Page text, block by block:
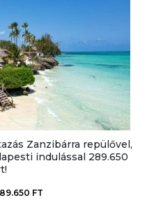
Zanzibárra repülővel,
indulással 289.650
FT